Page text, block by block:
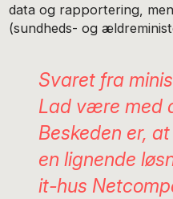
data og rapportering,
(sundheds- og
Svaret fra
Lad være med
Beskeden er,
en lignende
it-hus